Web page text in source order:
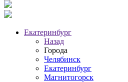
Екатеринбург
Назад
Города
Челябинск
Екатеринбург
Магнитогорск